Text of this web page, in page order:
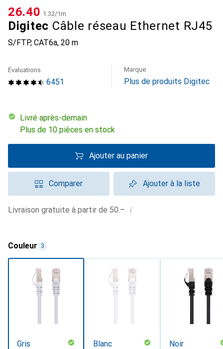
Digitec Câble réseau Ethernet RJ45
S/FTP, CAT6a, 20 m
CHF
26.40 CHF
1.32/1m
6451
Évaluations Marque
Plus de produits Digitec
Livré après-demain
Plus de 10 pièces en stock
Ajouter au panier
Comparer Ajouter à la liste
Livraison gratuite à partir de 50.– i
Couleur 3
Gris Blanc Noir